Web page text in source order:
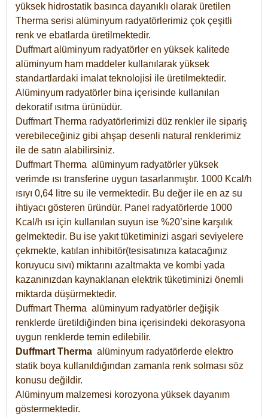
yüksek hidrostatik basınca dayanıklı olarak üretilen
Therma serisi alüminyum radyatörlerimiz çok çeşitli
renk ve ebatlarda üretilmektedir.
Duffmart alüminyum radyatörler en yüksek kalitede
alüminyum ham maddeler kullanılarak yüksek
standartlardaki imalat teknolojisi ile üretilmektedir.
Alüminyum radyatörler bina içerisinde kullanılan
dekoratif ısıtma ürünüdür.
Duffmart Therma radyatörlerimizi düz renkler ile sipariş
verebileceğiniz gibi ahşap desenli natural renklerimiz
ile de satın alabilirsiniz.
Duffmart Therma alüminyum radyatörler yüksek
verimde ısı transferine uygun tasarlanmıştır. 1000 Kcal/h
ısıyı 0,64 litre su ile vermektedir. Bu değer ile en az su
ihtiyacı gösteren üründür. Panel radyatörlerde 1000
Kcal/h ısı için kullanılan suyun ise %20’sine karşılık
gelmektedir. Bu ise yakıt tüketiminizi asgari seviyelere
çekmekte, katılan inhibitör(tesisatınıza katacağınız
koruyucu sıvı) miktarını azaltmakta ve kombi yada
kazanınızdan kaynaklanan elektrik tüketiminizi önemli
miktarda düşürmektedir.
Duffmart Therma alüminyum radyatörler değişik
renklerde üretildiğinden bina içerisindeki dekorasyona
uygun renklerde temin edilebilir.
Duffmart Therma alüminyum radyatörlerde elektro
statik boya kullanıldığından zamanla renk solması söz
konusu değildir.
Alüminyum malzemesi korozyona yüksek dayanım
göstermektedir.